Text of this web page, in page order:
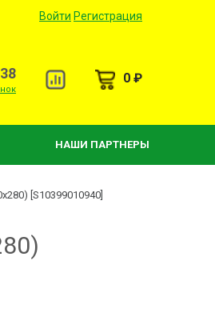
Войти Регистрация
0 ₽
НАШИ ПАРТНЕРЫ
[S10399010940]